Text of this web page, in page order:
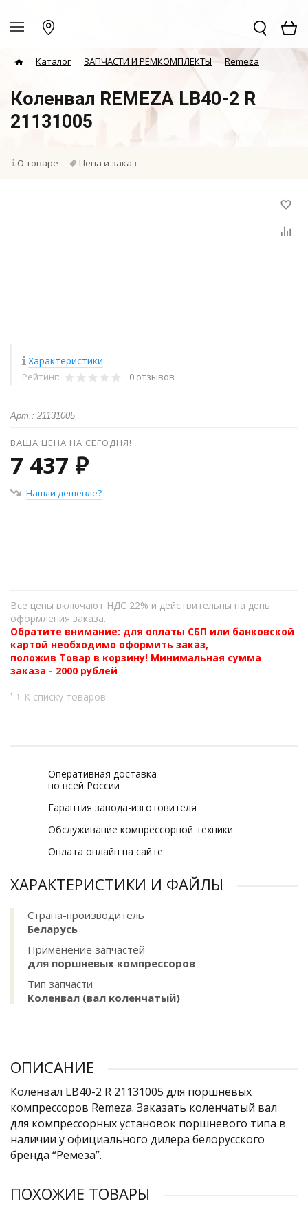
Каталог ЗАПЧАСТИ И РЕМКОМПЛЕКТЫ Remeza
Коленвал REMEZA LB40-2 R
21131005
О товаре Цена и заказ
Характеристики
Рейтинг: 0 отзывов
Арт.: 21131005
ВАША ЦЕНА НА СЕГОДНЯ!
7 437 ₽
Нашли дешевле?
Все цены включают НДС 22% и действительны на день
оформления заказа.
Обратите внимание: для оплаты СБП или банковской
картой необходимо оформить заказ,
положив Товар в корзину! Минимальная сумма
заказа - 2000 рублей
К списку товаров
Оперативная доставка
по всей России
Гарантия завода-изготовителя
Обслуживание компрессорной техники
Оплата онлайн на сайте
ХАРАКТЕРИСТИКИ И ФАЙЛЫ
Страна-производитель
Беларусь
Применение запчастей
для поршневых компрессоров
Тип запчасти
Коленвал (вал коленчатый)
ОПИСАНИЕ
Коленвал LB40-2 R 21131005 для поршневых
компрессоров Remeza. Заказать коленчатый вал
для компрессорных установок поршневого типа в
наличии у официального дилера белорусского
бренда “Ремеза”.
ПОХОЖИЕ ТОВАРЫ